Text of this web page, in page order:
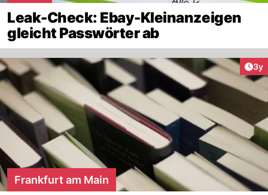
Leak-Check: Ebay-Kleinanzeigen
gleicht Passwörter ab
3y
Frankfurt am Main